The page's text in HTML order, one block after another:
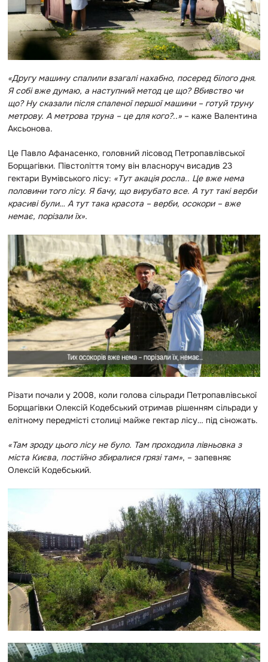
«Другу машину спалили взагалі нахабно, посеред білого дня.
Я собі вже думаю, а наступний метод це що? Вбивство чи
що? Ну сказали після спаленої першої машини – готуй труну
метрову. А метрова труна – це для кого?..» – каже Валентина
Аксьонова.
Це Павло Афанасенко, головний лісовод Петропавлівської
Борщагівки. Півстоліття тому він власноруч висадив 23
гектари Вумівського лісу: «Тут акація росла.. Це вже нема
половини того лісу. Я бачу, що вирубато все. А тут такі верби
красиві були… А тут така красота – верби, осокори – вже
немає, порізали їх».
Різати почали у 2008, коли голова сільради Петропавлівської
Борщагівки Олексій Кодебський отримав рішенням сільради у
елітному передмісті столиці майже гектар лісу… під сіножать.
«Там зроду цього лісу не було. Там проходила лівньовка з
міста Києва, постійно збиралися грязі там», – запевняє
Олексій Кодебський.